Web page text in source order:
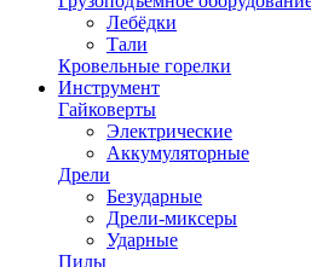
Лебёдки
Тали
Кровельные горелки
Инструмент
Гайковерты
Электрические
Аккумуляторные
Дрели
Безударные
Дрели-миксеры
Ударные
Пилы